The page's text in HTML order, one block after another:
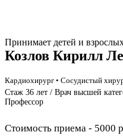
Принимает детей и
Козлов Кирилл
Кардиохирург • Сосудистый
Стаж 36 лет / Врач высшей
Профессор
Стоимость приема - 5000